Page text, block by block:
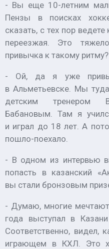
- Вы еще 10-летним
Пензы в поисках
сказать, с тех пор
переезжая. Это
привычка к такому ритму?
- Ой, да я уже
в Альметьевске. Мы
детским тренером
Бабановым. Там я
и играл до 18 лет. А
пошло-поехало.
- В одном из интервью
попасть в казанский
вы стали бронзовым
- Думаю, многие мечтают
года выступал в
Соответственно, видел,
играющем в КХЛ. Это